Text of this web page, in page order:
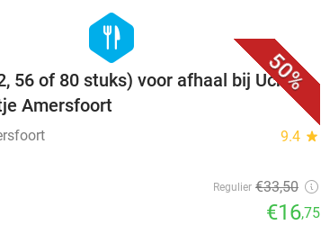
50%
hexagon
food
56 of 80 stuks) voor afhaal bij Uchi
Amersfoort
9.4 star
Regulier €33,50
€16,75